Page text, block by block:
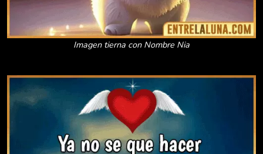
Imagen tierna con Nombre Nia